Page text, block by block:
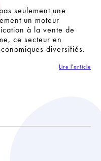
seulement une
un moteur
à la vente de
ce secteur en
diversifiés.
Lire l'article